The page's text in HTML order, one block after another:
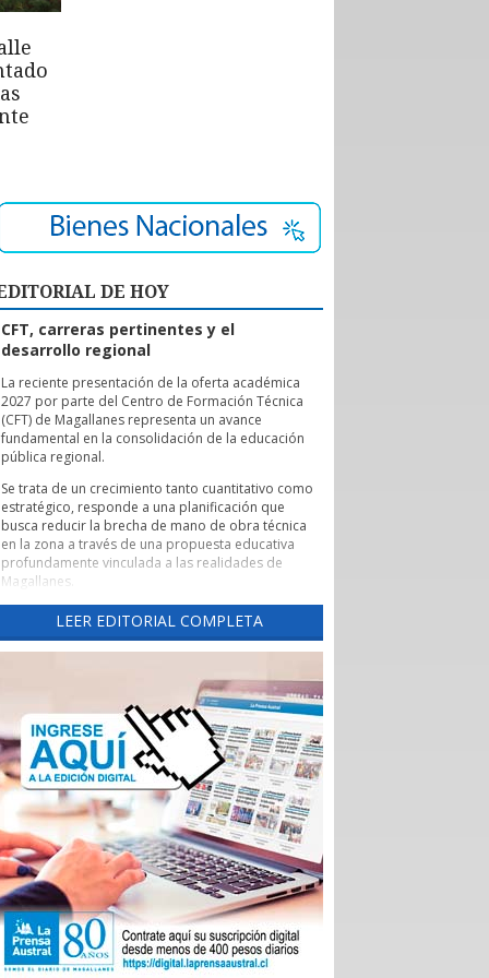
DE HOY
CFT, carreras pertinentes y el
desarrollo regional
La reciente presentación de la oferta académica
2027 por parte del Centro de Formación Técnica
(CFT) de Magallanes representa un avance
fundamental en la consolidación de la educación
pública regional.
Se trata de un crecimiento tanto cuantitativo como
estratégico, responde a una planificación que
busca reducir la brecha de mano de obra técnica
en la zona a través de una propuesta educativa
profundamente vinculada a las realidades de
Magallanes.
Evaluación de pertinencia y conexión con el sector
productivo forman parte de uno de los pilares de
esta nueva etapa. Según lo explicado por la
necesidades reales de los sectores productivos y
de servicios de la región, asegurando que los
egresados cuenten con una inserción laboral
efectiva y que la formación no derive en una
saturación del mercado, sino en una respuesta a
demandas insatisfechas. Carreras como
Instrumentación y Control de Procesos Industriales
y Logística con mención en Operaciones
Portuarias, que se impartirán tanto en la capital
regional como en Puerto Natales, son ejemplos
claros de formación técnica orientada a los
desafíos productivos actuales.
También cabe destacar la expansión territorial,
con las nuevas sedes en Punta Arenas y Puerto
Natales.
LEER EDITORIAL COMPLETA